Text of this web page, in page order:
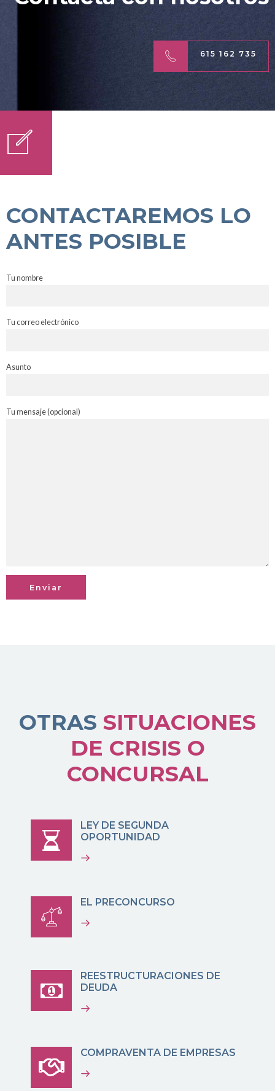
615 162 735
CONTACTAREMOS LO
ANTES POSIBLE
Tu nombre
Tu correo electrónico
Asunto
Tu mensaje (opcional)
OTRAS SITUACIONES
DE CRISIS O
CONCURSAL
LEY DE SEGUNDA
OPORTUNIDAD
EL PRECONCURSO
REESTRUCTURACIONES DE
DEUDA
COMPRAVENTA DE EMPRESAS